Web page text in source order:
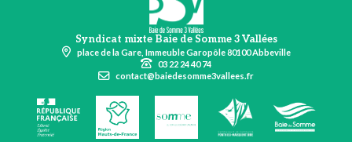
Syndicat mixte Baie de Somme 3 Vallées
place de la Gare, Immeuble Garopôle 80100 Abbeville
03 22 24 40 74
contact@baiedesomme3vallees.fr